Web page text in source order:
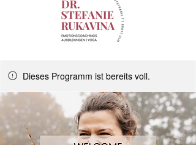
Dieses Programm ist bereits voll.